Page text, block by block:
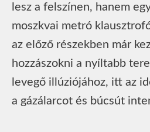
lesz a felszínen, hanem
moszkvai metró
az előző részekben már
hozzászokni a nyíltabb
levegő illúziójához, itt az
a gázálarcot és búcsút